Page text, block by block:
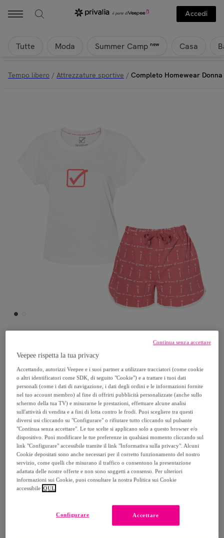
Accedi
Tutte Moda Summer Camp new Casa
Tempo libero / Attrezzature sportive / Completo Homewear
GIVOVA
Completo Homewear Donna Corto
GIVOVA Cotone Art.G006F
17,99 €
29,99 €
-40 %
Venduto daiMe_Company
Consegna
Veepee rispetta la tua privacy
Accettando, autorizzi Veepee e i suoi partner a utilizzare tracciatori (come cookie
o altri identificatori come SDK, di seguito "Cookie") e a trattare i tuoi dati
personali (come i dati di navigazione, i dati degli ordini e le informazioni fornite
nel tuo account membro) al fine di offrirti pubblicità personalizzate (anche sullo
schermo della tua TV) e misurarne le prestazioni, effettuare alcune analisi
sull'attività di vendita e a fini di lotta contro le frodi. Puoi scegliere tra questi
diversi usi cliccando su "Configurare" o rifiutare tutto cliccando sul pulsante
"Continua senza accettare". Le tue scelte si applicano solo a questo browser e/o
dispositivo. Puoi modificare le tue preferenze in qualsiasi momento cliccando sul
link "Configurare" accessibile tramite il link "Informativa sulla privacy". Alcuni
Cookie depositati sono anche necessari per il corretto funzionamento del nostro
servizio, come quelli che misurano il traffico o consentono la presentazione
adattata delle nostre offerte e non sono soggetti a consenso. Per ulteriori
informazioni sui Cookie, puoi consultare la nostra Politica sui Cookie
accessibile QUI.
Accettare
Configurare
Continua senza accettare